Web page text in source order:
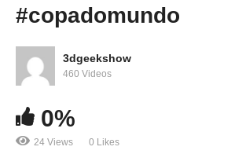
#copadomundo
3dgeekshow
460 Videos
0%
24 Views 0 Likes